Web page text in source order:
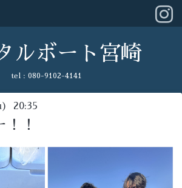
ルボート宮崎
tel : 080-9102-4141
20:35
！